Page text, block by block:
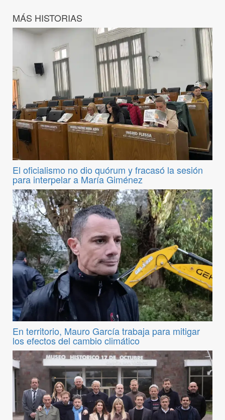
MÁS HISTORIAS
El oficialismo no dio quórum y fracasó la sesión
para interpelar a María Giménez
En territorio, Mauro García trabaja para mitigar
los efectos del cambio climático